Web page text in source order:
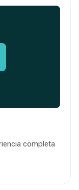
completa